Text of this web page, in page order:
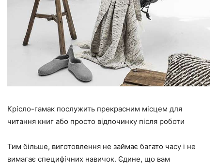
Крісло-гамак послужить прекрасним місцем для
читання книг або просто відпочинку після роботи
Тим більше, виготовлення не займає багато часу і не
вимагає специфічних навичок. Єдине, що вам